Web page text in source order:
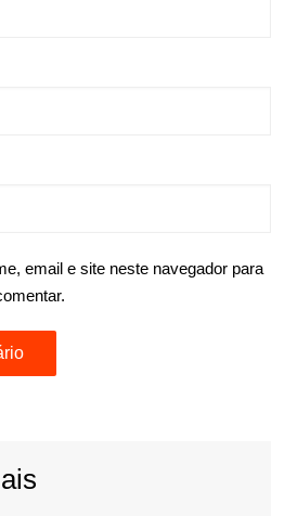
email e site neste navegador para